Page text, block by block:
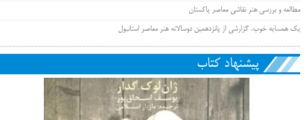
مطالعه و بررسی هنر نقاشی معاصر پاکستان
یک همسایه خوب، گزارشی از پانزدهمین دوسالانه هنر معاصر استانبول
پیشنهاد کتاب